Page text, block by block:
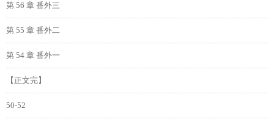
第 56 章 番外三
第 55 章 番外二
第 54 章 番外一
【正文完】
50-52